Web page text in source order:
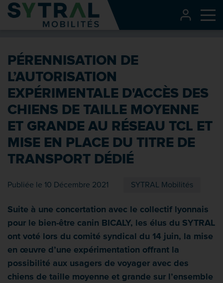
Contenu
Entête de page
Recherche
Pied de page
PÉRENNISATION DE
L’AUTORISATION
EXPÉRIMENTALE D'ACCÈS DES
CHIENS DE TAILLE MOYENNE
ET GRANDE AU RÉSEAU TCL ET
MISE EN PLACE DU TITRE DE
TRANSPORT DÉDIÉ
Publiée le 10 Décembre 2021 SYTRAL Mobilités
Suite à une concertation avec le collectif lyonnais
pour le bien-être canin BICALY, les élus du SYTRAL
ont voté lors du comité syndical du 14 juin, la mise
en œuvre d’une expérimentation offrant la
possibilité aux usagers de voyager avec des
chiens de taille moyenne et grande sur l’ensemble